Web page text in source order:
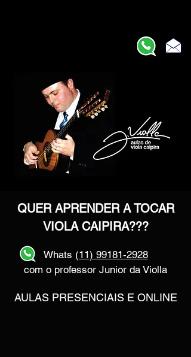
QUER APRENDER A TOCAR
VIOLA CAIPIRA???
Whats (11) 99181-2928
com o professor Junior da Violla
AULAS PRESENCIAIS E ONLINE